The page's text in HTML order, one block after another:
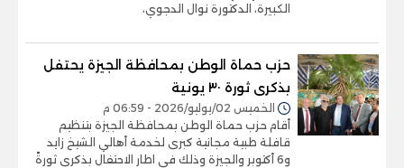
الكبيرة، الدكتورة نوال الدجوي،
حزب حماة الوطن بمحافظة الجيزة يحتفل
بذكرى ثورة ٣٠ يونية
الخميس 02/يوليو/2026 - 06:59 م
أقام حزب حماة الوطن بمحافظة الجيزة بتنظيم
قافلة طبية مجانية كبرى لخدمة أهالي الشيخ زايد
و6 أكتوبر والجيزة وذلك فى اطار الاحتفال بذكرى ثورةً